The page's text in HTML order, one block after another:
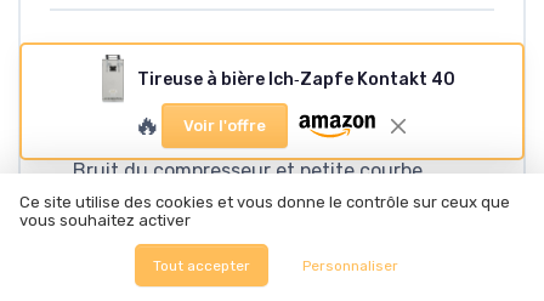
POINTS FAIBLES
Machine surdimensionnée pour un usage
occasionnel à la maison, prix à justifier
Bruit du compresseur et petite courbe
d’apprentissage pour bien régler la mousse
Tireuse à bière Ich‑Zapfe Kontakt 40
🔥 Voir l'offre
Ce site utilise des cookies et vous donne le contrôle sur ceux que
vous souhaitez activer
Tout accepter Personnaliser